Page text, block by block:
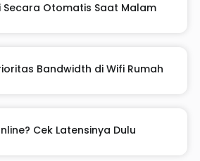
Secara Otomatis Saat Malam
Bandwidth di Wifi Rumah
Cek Latensinya Dulu